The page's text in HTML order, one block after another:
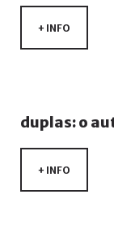
+ INFO
duplas:o
+ INFO